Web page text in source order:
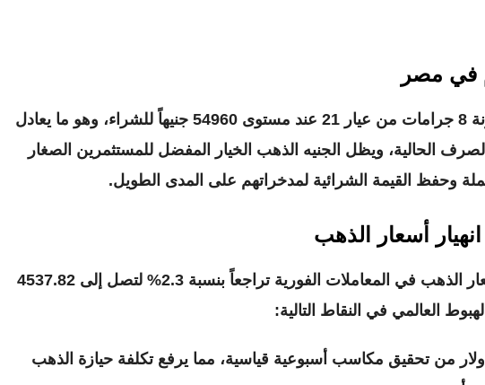
في مصر
54960 جنيهاً للشراء
، وهو ما يعادل
لأسعار الصرف الحالية، ويظل الجنيه الذهب الخيار المفضل للمستثمرين الصغار
وحفظ القيمة الشرائية لمدخراتهم على المدى الطويل.
أسعار الذهب
المعاملات الفورية تراجعاً بنسبة 2.3% لتصل إلى
4537.82
العالمي في النقاط التالية:
من تحقيق مكاسب أسبوعية قياسية، مما يرفع تكلفة حيازة الذهب